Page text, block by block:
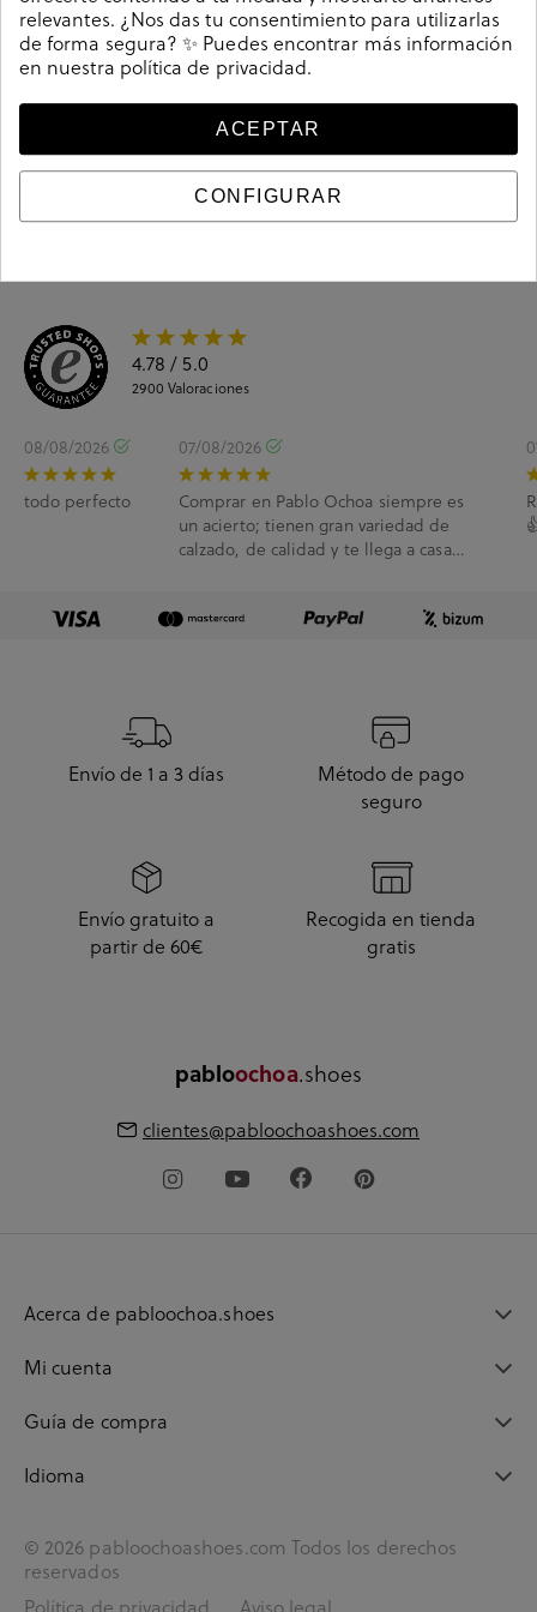
Guía de tallas
Información del producto
4.78 / 5.0
2900 Valoraciones
08/08/2026
todo perfecto
07/08/2026
Comprar en Pablo Ochoa siempre es
un acierto; tienen gran variedad de
calzado, de calidad y te llega a casa
Envío de 1 a 3 días
Método de pago
seguro
Envío gratuito a
partir de 60€
Recogida en tienda
gratis
pabloochoa.shoes
clientes@pabloochoashoes.com
Acerca de pabloochoa.shoes
Mi cuenta
Guía de compra
Idioma
© 2026 pabloochoashoes.com Todos los derechos
reservados
relevantes. ¿Nos das tu consentimiento para utilizarlas
de forma segura? ✨ Puedes encontrar más información
en nuestra política de privacidad.
ACEPTAR
CONFIGURAR